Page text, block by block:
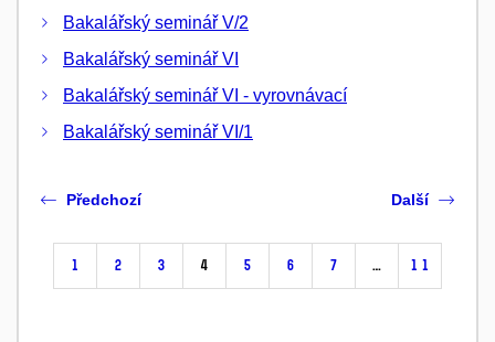
Bakalářský seminář V/2
Bakalářský seminář VI
Bakalářský seminář VI - vyrovnávací
Bakalářský seminář VI/1
Předchozí
1 2 3 4 5 6 7 … 11
Další